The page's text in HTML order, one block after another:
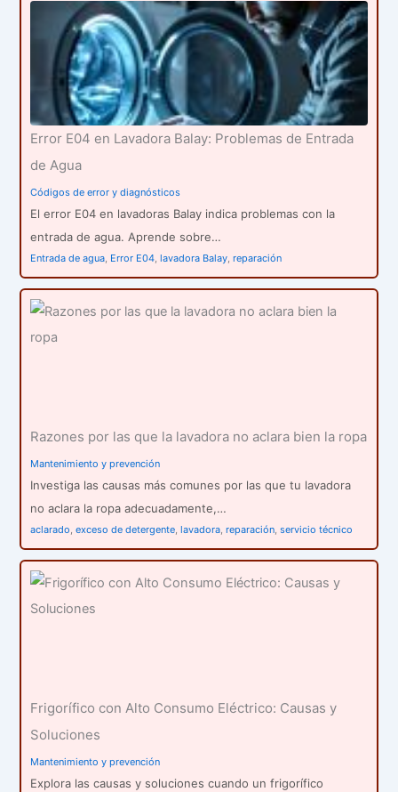
Error E04 en Lavadora Balay: Problemas de Entrada
de Agua
Códigos de error y diagnósticos
El error E04 en lavadoras Balay indica problemas con la
entrada de agua. Aprende sobre…
Entrada de agua, Error E04,lavadora Balay,reparación
Razones por las que la lavadora no aclara bien la ropa
Mantenimiento y prevención
Investiga las causas más comunes por las que tu lavadora
no aclara la ropa adecuadamente,…
aclarado,exceso de detergente,lavadora,reparación,servicio técnico
Frigorífico con Alto Consumo Eléctrico: Causas y
Soluciones
Mantenimiento y prevención
Explora las causas y soluciones cuando un frigorífico